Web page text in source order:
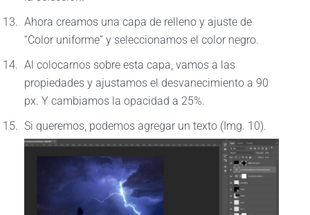
Ahora creamos una capa de relleno y ajuste de
“Color uniforme” y seleccionamos el color negro.
Al colocarnos sobre esta capa, vamos a las
propiedades y ajustamos el desvanecimiento a 90
px. Y cambiamos la opacidad a 25%.
Si queremos, podemos agregar un texto (Img. 10).